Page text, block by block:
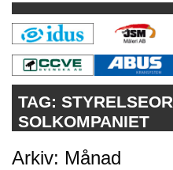
KONTAKT
VÅRA ANDRA MAGASIN
PRENUMERERA
ANNONSERA
TAG:
SOLKOMPANIET
Arkiv: Månad